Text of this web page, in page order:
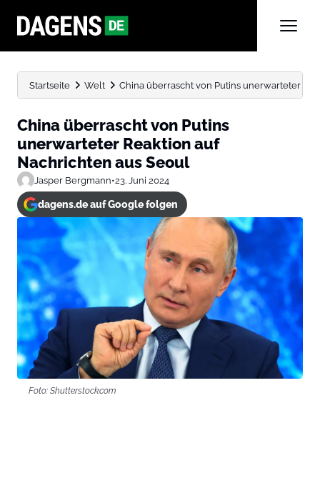
Startseite Welt China überrascht von Putins unerwarteter
China überrascht von Putins
unerwarteter Reaktion auf
Nachrichten aus Seoul
Jasper Bergmann•23. Juni 2024
dagens.de auf Google folgen
Foto: Shutterstock.com